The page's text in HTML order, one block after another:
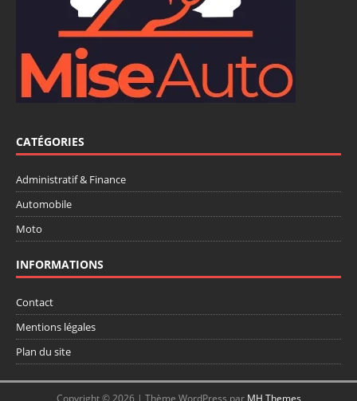
CATÉGORIES
Administratif & Finance
Automobile
Moto
INFORMATIONS
Contact
Mentions légales
Plan du site
Copyright © 2026 | Thème WordPress par MH Themes